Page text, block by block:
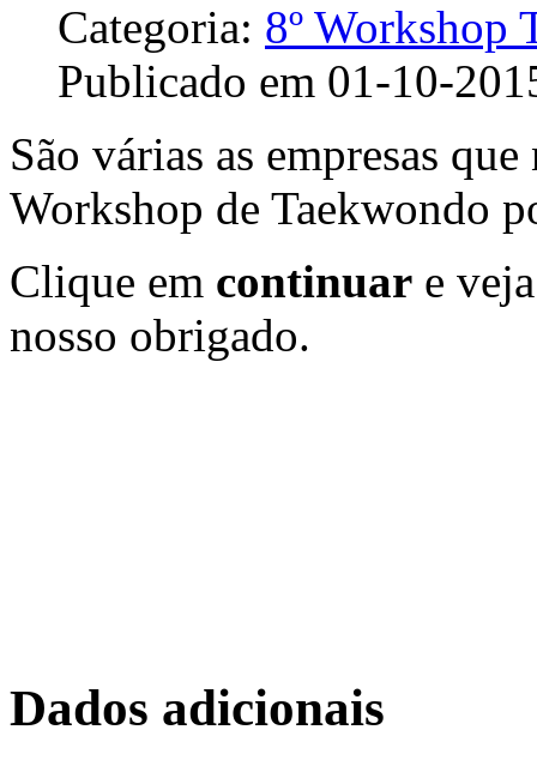
Categoria: 8º Workshop
Publicado em 01-10-
São várias as empresas
Workshop de Taekwondo
Clique em continuar e
nosso obrigado.
Dados adicionais